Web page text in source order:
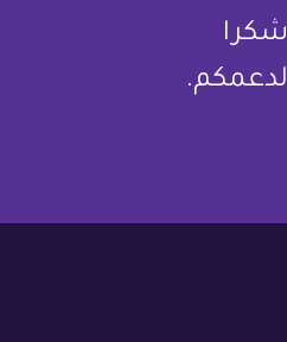
شكرا
لدعمكم.